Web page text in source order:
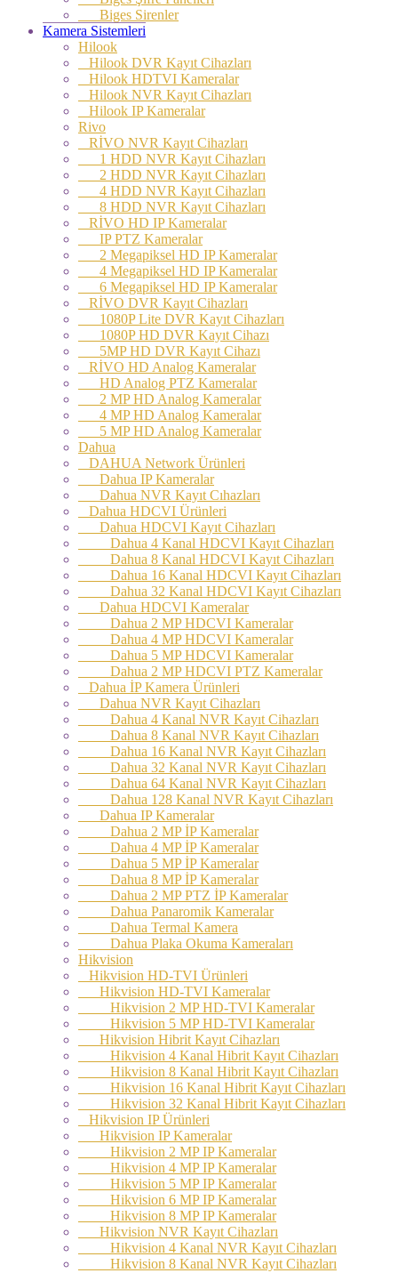
Biges Sirenler
Kamera Sistemleri
Hilook
Hilook DVR Kayıt Cihazları
Hilook HDTVI Kameralar
Hilook NVR Kayıt Cihazları
Hilook IP Kameralar
Rivo
RİVO NVR Kayıt Cihazları
1 HDD NVR Kayıt Cihazları
2 HDD NVR Kayıt Cihazları
4 HDD NVR Kayıt Cihazları
8 HDD NVR Kayıt Cihazları
RİVO HD IP Kameralar
IP PTZ Kameralar
2 Megapiksel HD IP Kameralar
4 Megapiksel HD IP Kameralar
6 Megapiksel HD IP Kameralar
RİVO DVR Kayıt Cihazları
1080P Lite DVR Kayıt Cihazları
1080P HD DVR Kayıt Cihazı
5MP HD DVR Kayıt Cihazı
RİVO HD Analog Kameralar
HD Analog PTZ Kameralar
2 MP HD Analog Kameralar
4 MP HD Analog Kameralar
5 MP HD Analog Kameralar
Dahua
DAHUA Network Ürünleri
Dahua IP Kameralar
Dahua NVR Kayıt Cıhazları
Dahua HDCVI Ürünleri
Dahua HDCVI Kayıt Cihazları
Dahua 4 Kanal HDCVI Kayıt Cihazları
Dahua 8 Kanal HDCVI Kayıt Cihazları
Dahua 16 Kanal HDCVI Kayıt Cihazları
Dahua 32 Kanal HDCVI Kayıt Cihazları
Dahua HDCVI Kameralar
Dahua 2 MP HDCVI Kameralar
Dahua 4 MP HDCVI Kameralar
Dahua 5 MP HDCVI Kameralar
Dahua 2 MP HDCVI PTZ Kameralar
Dahua İP Kamera Ürünleri
Dahua NVR Kayıt Cihazları
Dahua 4 Kanal NVR Kayıt Cihazları
Dahua 8 Kanal NVR Kayıt Cihazları
Dahua 16 Kanal NVR Kayıt Cihazları
Dahua 32 Kanal NVR Kayıt Cihazları
Dahua 64 Kanal NVR Kayıt Cihazları
Dahua 128 Kanal NVR Kayıt Cihazları
Dahua IP Kameralar
Dahua 2 MP İP Kameralar
Dahua 4 MP İP Kameralar
Dahua 5 MP İP Kameralar
Dahua 8 MP İP Kameralar
Dahua 2 MP PTZ İP Kameralar
Dahua Panaromik Kameralar
Dahua Termal Kamera
Dahua Plaka Okuma Kameraları
Hikvision
Hikvision HD-TVI Ürünleri
Hikvision HD-TVI Kameralar
Hikvision 2 MP HD-TVI Kameralar
Hikvision 5 MP HD-TVI Kameralar
Hikvision Hibrit Kayıt Cihazları
Hikvision 4 Kanal Hibrit Kayıt Cihazları
Hikvision 8 Kanal Hibrit Kayıt Cihazları
Hikvision 16 Kanal Hibrit Kayıt Cihazları
Hikvision 32 Kanal Hibrit Kayıt Cihazları
Hikvision IP Ürünleri
Hikvision IP Kameralar
Hikvision 2 MP IP Kameralar
Hikvision 4 MP IP Kameralar
Hikvision 5 MP IP Kameralar
Hikvision 6 MP IP Kameralar
Hikvision 8 MP IP Kameralar
Hikvision NVR Kayıt Cihazları
Hikvision 4 Kanal NVR Kayıt Cihazları
Hikvision 8 Kanal NVR Kayıt Cihazları